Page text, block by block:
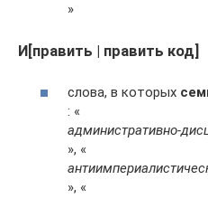
»
И[править | править код]
слова, в которых
: «
административно-
», «
», «